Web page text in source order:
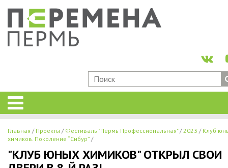
Главная Проекты Фестиваль "Пермь Профессиональная" 2023
Клуб
химиков. Поколение “Сибур”
"КЛУБ ЮНЫХ ХИМИКОВ" ОТКРЫЛ СВОИ